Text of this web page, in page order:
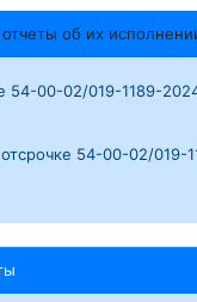
об их
54-00-02/019-1189-
54-00-02/019-